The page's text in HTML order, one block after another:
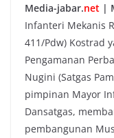
c
e
b
o
o
k
i
t
t
e
r
a
t
s
A
p
p
Media-jabar.net |
Infanteri Mekanis
411/Pdw) Kostrad
Pengamanan
Nugini (Satgas
pimpinan Mayor
Dansatgas,
pembangunan